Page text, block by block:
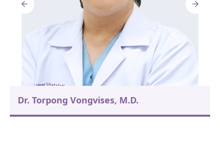
Dr. Torpong Vongvises, M.D.